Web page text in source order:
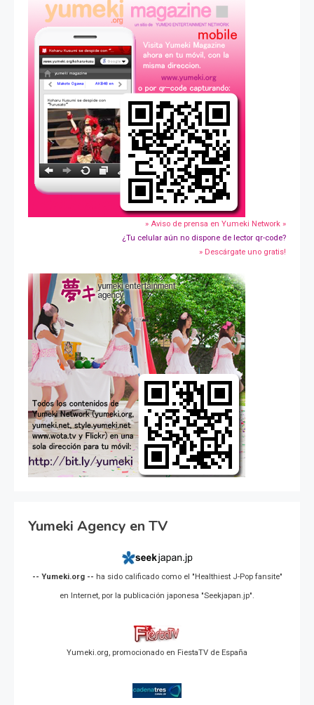
» Aviso de prensa en Yumeki Network »
¿Tu celular aún no dispone de lector qr-code?
» Descárgate uno gratis!
Yumeki Agency en TV
-- Yumeki.org -- ha sido calificado como el "Healthiest J-Pop fansite"
en Internet, por la publicación japonesa "Seekjapan.jp".
Yumeki.org, promocionado en FiestaTV de España